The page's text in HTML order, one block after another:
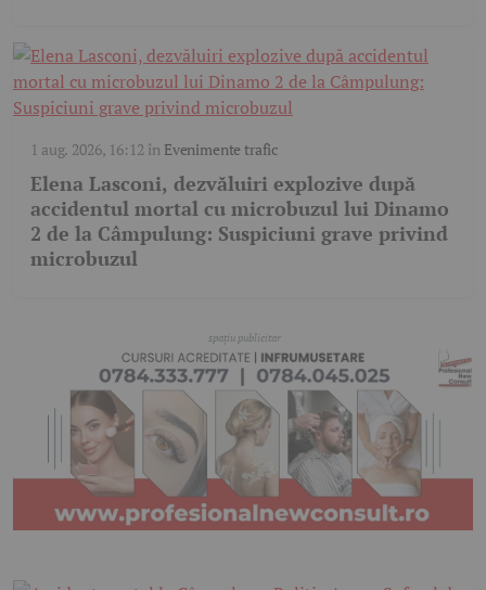
1 aug. 2026, 16:12 în Evenimente trafic
Elena Lasconi, dezvăluiri explozive după
accidentul mortal cu microbuzul lui Dinamo
2 de la Câmpulung: Suspiciuni grave privind
microbuzul